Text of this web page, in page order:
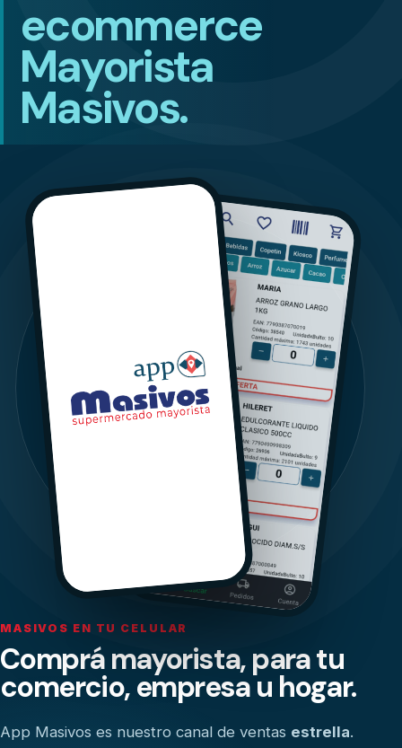
ecommerce
Mayorista
Masivos.
MASIVOS EN TU CELULAR
Comprá mayorista, para tu
comercio, empresa u hogar.
App Masivos es nuestro canal de ventas estrella.